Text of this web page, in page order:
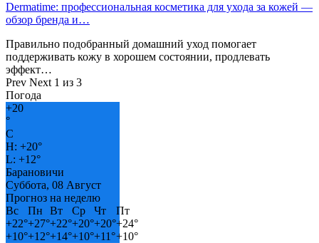
Dermatime: профессиональная косметика для ухода за кожей —
обзор бренда и…
Правильно подобранный домашний уход помогает
поддерживать кожу в хорошем состоянии, продлевать
эффект…
Prev Next 1 из 3
Погода
+20
°
C
H: +20°
L: +12°
Барановичи
Суббота, 08 Август
Прогноз на неделю
Вс
Пн Вт Ср Чт
Пт
+22°+27°+22°+20°+20°+24°
+10°+12°+14°+10°+11°+10°